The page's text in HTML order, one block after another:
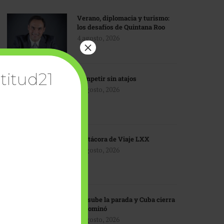
Verano, diplomacia y turismo:
los desafíos de Quintana Roo
4 agosto, 2026
Competir sin atajos
4 agosto, 2026
Bitácora de Viaje LXX
3 agosto, 2026
EU sube la parada y Cuba cierra
el dominó
3 agosto, 2026
×